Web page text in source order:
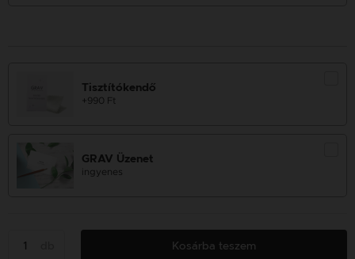
Tisztítókendő
+990 Ft
GRAV Üzenet
ingyenes
Kosárba teszem